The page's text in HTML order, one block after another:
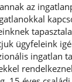
az
ügyfeleink
ingatlan